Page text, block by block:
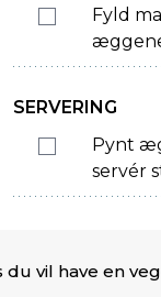
Fyld
SERVERING
Pynt
servér
vil have en